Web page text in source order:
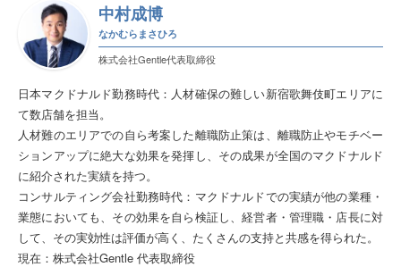
中村成博
なかむらまさひろ
株式会社Gentle代表取締役
日本マクドナルド勤務時代：人材確保の難しい新宿歌舞伎町エリアに
て数店舗を担当。
人材難のエリアでの自ら考案した離職防止策は、離職防止やモチベー
ションアップに絶大な効果を発揮し、その成果が全国のマクドナルド
に紹介された実績を持つ。
コンサルティング会社勤務時代：マクドナルドでの実績が他の業種・
業態においても、その効果を自ら検証し、経営者・管理職・店長に対
して、その実効性は評価が高く、たくさんの支持と共感を得られた。
現在：株式会社Gentle 代表取締役